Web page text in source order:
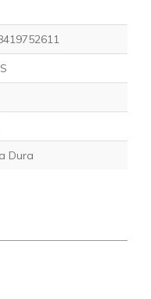
Dura